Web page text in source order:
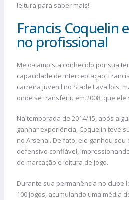
leitura para saber mais!
Francis Coquelin
no profissional
Meio-campista conhecido por sua
capacidade de interceptação,
carreira juvenil no Stade Lavallois,
onde se transferiu em 2008, que ele
Na temporada de 2014/15, após
ganhar experiência, Coquelin teve
no Arsenal. De fato, ele ganhou seu
defensivo confiável,
de marcação e leitura de jogo.
Durante sua permanência no clube
100 jogos, acumulando uma média